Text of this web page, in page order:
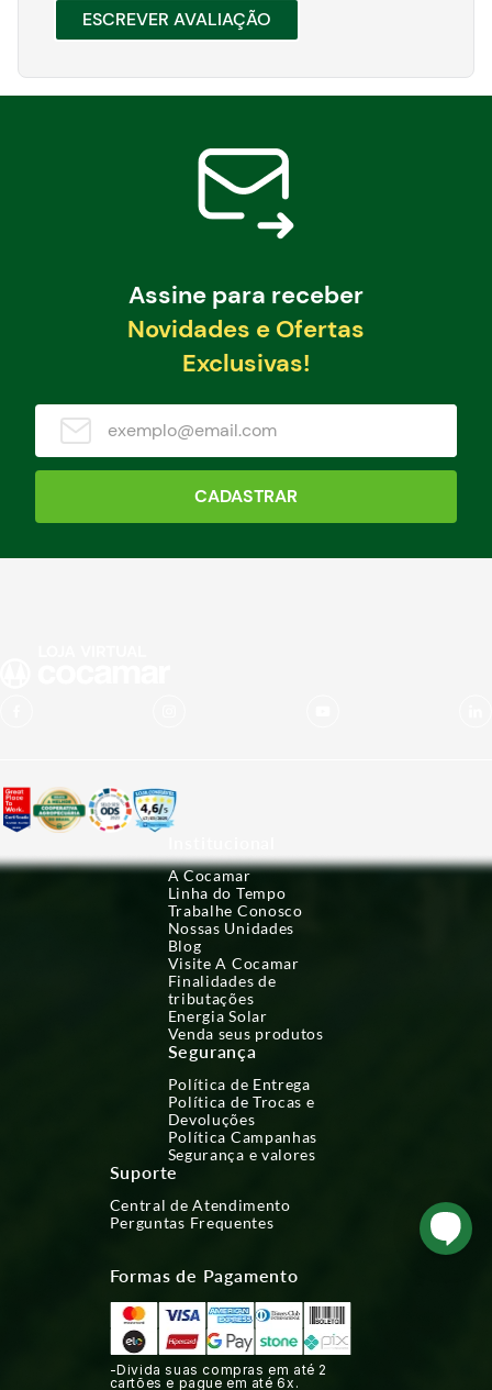
ESCREVER AVALIAÇÃO
Assine para receber
Novidades e Ofertas
Exclusivas!
CADASTRAR
A Cocamar
Linha do Tempo
Trabalhe Conosco
Nossas Unidades
Blog
Visite A Cocamar
Finalidades de
tributações
Energia Solar
Venda seus produtos
Segurança
Política de Entrega
Política de Trocas e
Devoluções
Política Campanhas
Segurança e valores
Suporte
Central de Atendimento
Perguntas Frequentes
Formas de Pagamento
-Divida suas compras em até 2
cartões e pague em até 6x.